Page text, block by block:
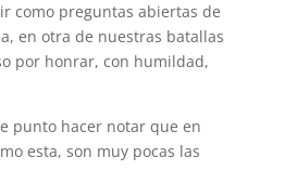
como preguntas abiertas de
en otra de nuestras batallas
por honrar, con humildad,
punto hacer notar que en
esta, son muy pocas las